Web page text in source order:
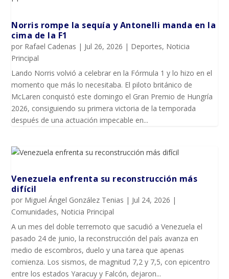
Norris rompe la sequía y Antonelli manda en la
cima de la F1
por Rafael Cadenas | Jul 26, 2026 | Deportes, Noticia
Principal
Lando Norris volvió a celebrar en la Fórmula 1 y lo hizo en el
momento que más lo necesitaba. El piloto británico de
McLaren conquistó este domingo el Gran Premio de Hungría
2026, consiguiendo su primera victoria de la temporada
después de una actuación impecable en...
Venezuela enfrenta su reconstrucción más
difícil
por Miguel Ángel González Tenias | Jul 24, 2026 |
Comunidades, Noticia Principal
A un mes del doble terremoto que sacudió a Venezuela el
pasado 24 de junio, la reconstrucción del país avanza en
medio de escombros, duelo y una tarea que apenas
comienza. Los sismos, de magnitud 7,2 y 7,5, con epicentro
entre los estados Yaracuy y Falcón, dejaron...